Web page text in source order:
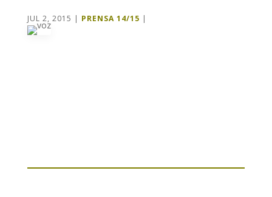
JUL 2, 2015 | PRENSA 14/15 |